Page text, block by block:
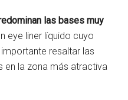
las bases muy
eye liner líquido cuyo
resaltar las
en la zona más atractiva